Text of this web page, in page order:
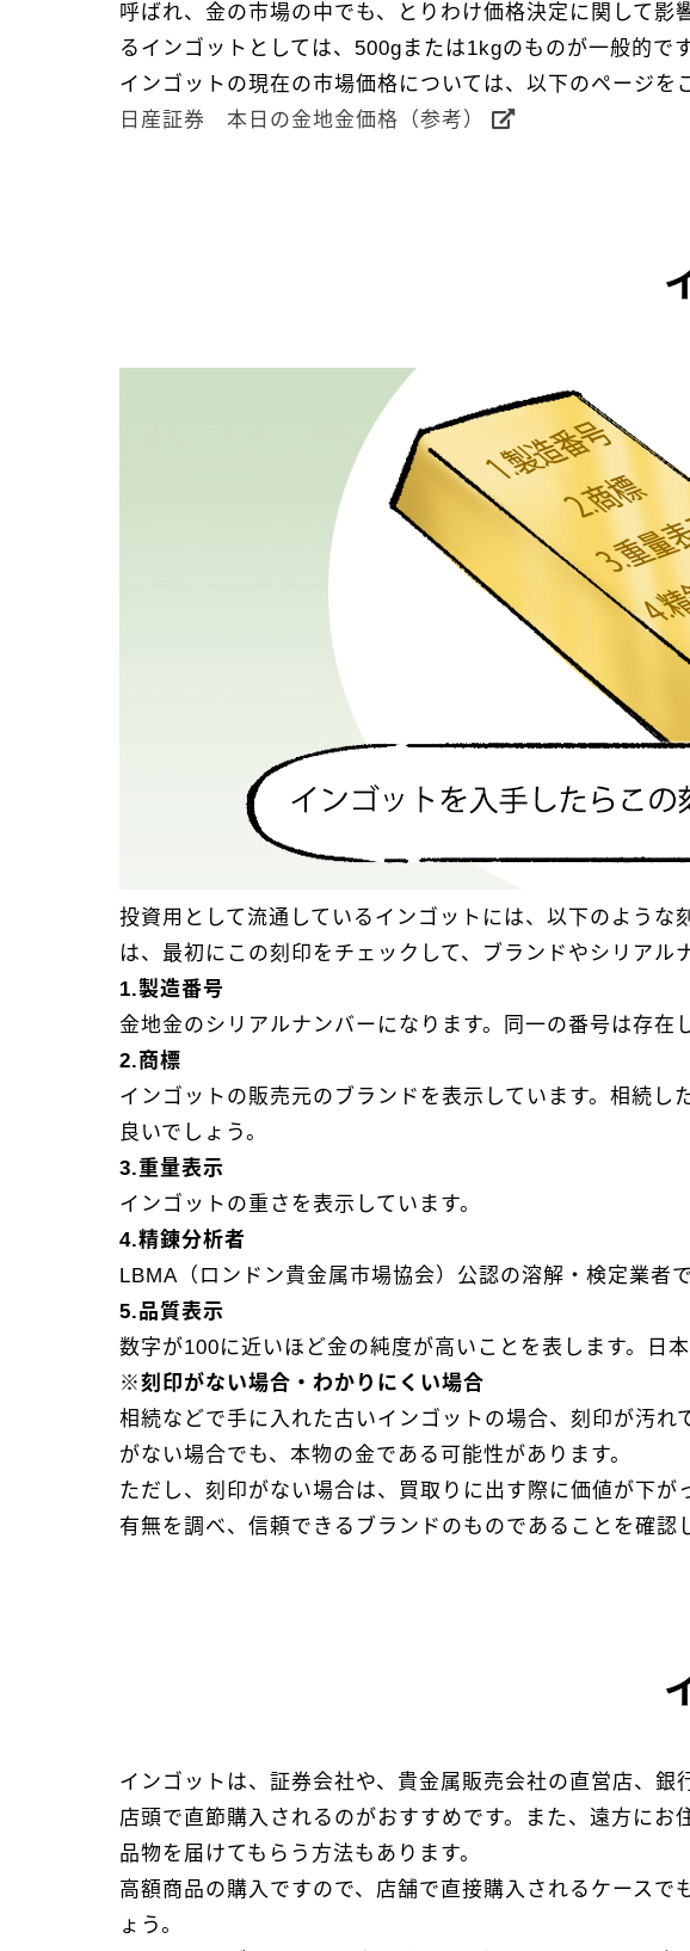
呼ばれ、金の市場の中でも、とりわけ価格決定に関して
るインゴットとしては、500gまたは1kgのものが一般的です
インゴットの現在の市場価格については、以下のページを
日産証券 本日の金地金価格（参考）
投資用として流通しているインゴットには、以下のよう
は、最初にこの刻印をチェックして、ブランドやシリアル
1.製造番号
金地金のシリアルナンバーになります。同一の番号は存在
2.商標
インゴットの販売元のブランドを表示しています。相続
良いでしょう。
3.重量表示
インゴットの重さを表示しています。
4.精錬分析者
LBMA（ロンドン貴金属市場協会）公認の溶解・検定業者
5.品質表示
数字が100に近いほど金の純度が高いことを表します。日
※刻印がない場合・わかりにくい場合
相続などで手に入れた古いインゴットの場合、刻印が汚
がない場合でも、本物の金である可能性があります。
ただし、刻印がない場合は、買取りに出す際に価値が下
有無を調べ、信頼できるブランドのものであることを確認
インゴットは、証券会社や、貴金属販売会社の直営店、銀
店頭で直節購入されるのがおすすめです。また、遠方にお
品物を届けてもらう方法もあります。
高額商品の購入ですので、店舗で直接購入されるケース
ょう。